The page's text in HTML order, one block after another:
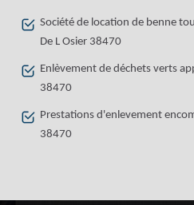
Société de location de benne
De L Osier 38470
Enlèvement de déchets verts
38470
Prestations d'enlevement
38470